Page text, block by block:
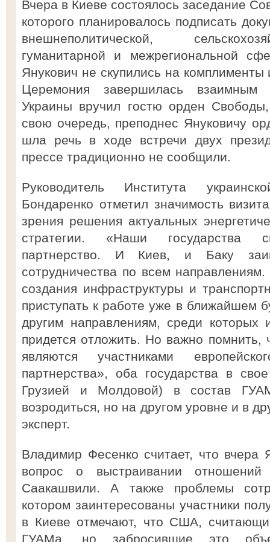
Вчера в Киеве состоялось заседание
которого планировалось подписать
внешнеполитической,
гуманитарной и межрегиональной
Янукович не скупились на комплименты
Церемония завершилась взаимным
Украины вручил гостю орден
свою очередь, преподнес Януковичу
шла речь в ходе встречи двух
прессе традиционно не сообщили.
Руководитель Института
Бондаренко отметил значимость
зрения решения актуальных
стратегии. «Наши государства
партнерство. И Киев, и Баку
сотрудничества по всем
создания инфраструктуры и
приступать к работе уже в ближайшем
другим направлениям, среди которых
придется отложить. Но важно помнить,
являются участниками
партнерства», оба государства в
Грузией и Молдовой) в состав
возродиться, но на другом уровне и в
эксперт.
Владимир Фесенко считает, что вчера
вопрос о выстраивании
Саакашвили. А также проблемы
котором заинтересованы участники
в Киеве отмечают, что США,
ГУАМа, но забросившие это